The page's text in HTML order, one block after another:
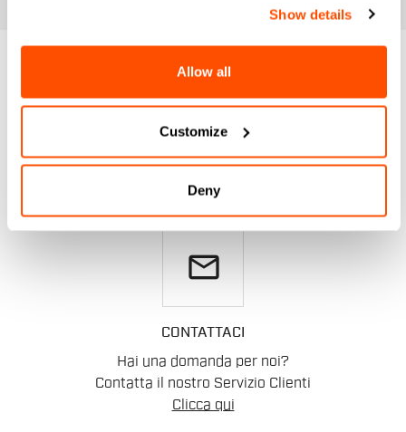
Show details
Allow all
Customize
Deny
HAI BISOGNO DI
AIUTO?
Per ogni tuo dubbio o necessità di supporto non ti
email
CONTATTACI
Hai una domanda per noi?
Contatta il nostro Servizio Clienti
Clicca qui